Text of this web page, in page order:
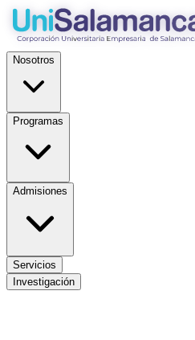
Nosotros
Programas
Admisiones
Servicios
Investigación